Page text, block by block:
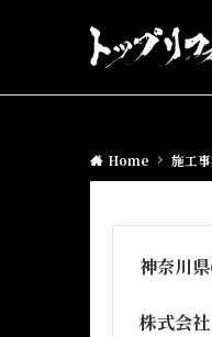
Home 施工
神奈川
株式会